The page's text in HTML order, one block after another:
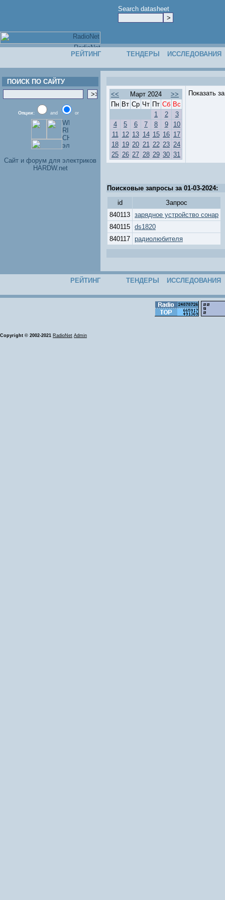
Search datasheet
РЕЙТИНГ ТЕНДЕРЫ ИССЛЕДОВАНИЯ
ПОИСК ПО САЙТУ
Опции: and or
Cайт и форум для электриков
HARDW.net
<< Март 2024
>>
Пн Вт Ср Чт Пт Сб Вс
1
2
3
4
5 6 7 8 9
10
11 12 13 14 15 16 17
18 19 20 21 22 23 24
25 26 27 28 29 30 31
Показать
Поисковые запросы за 01-03-2024:
id
Запрос
840113 зарядное устройство сонар
840115 ds1820
840117 радиолюбителя
РЕЙТИНГ ТЕНДЕРЫ ИССЛЕДОВАНИЯ
Copyright © 2002-2021 RadioNet Admin